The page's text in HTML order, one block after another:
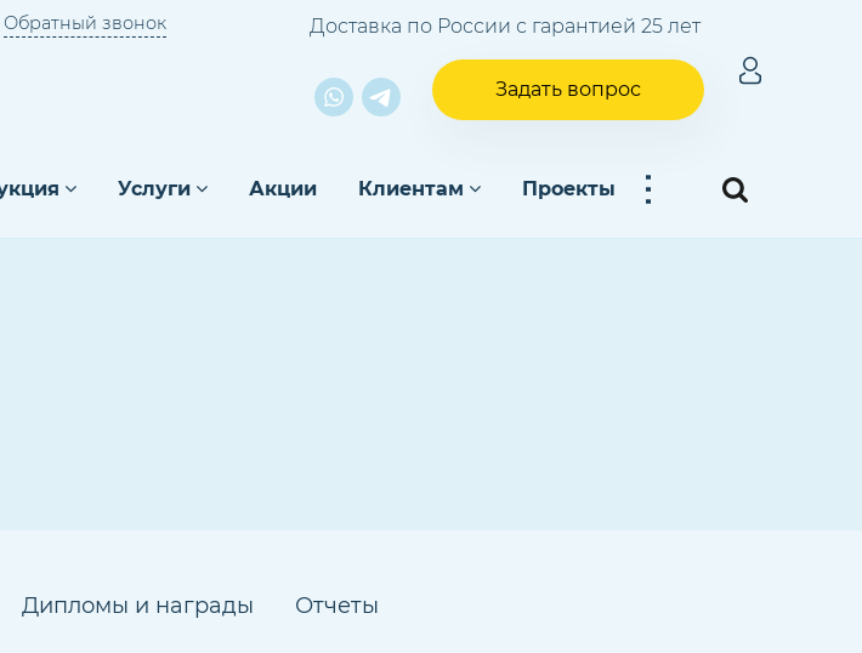
Обратный звонок Доставка по России с гарантией 25 лет
Задать вопрос
Услуги Акции Клиентам Проекты ...
Дипломы и награды Отчеты